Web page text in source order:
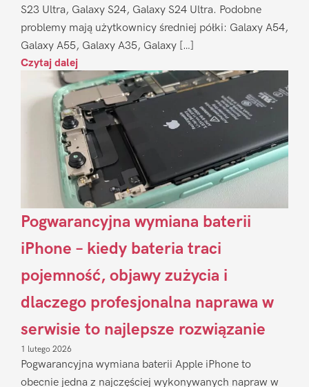
S23 Ultra, Galaxy S24, Galaxy S24 Ultra. Podobne
problemy mają użytkownicy średniej półki: Galaxy A54,
Galaxy A55, Galaxy A35, Galaxy […]
Czytaj dalej
Pogwarancyjna wymiana baterii
iPhone – kiedy bateria traci
pojemność, objawy zużycia i
dlaczego profesjonalna naprawa w
serwisie to najlepsze rozwiązanie
1 lutego 2026
Pogwarancyjna wymiana baterii Apple iPhone to
obecnie jedna z najczęściej wykonywanych napraw w